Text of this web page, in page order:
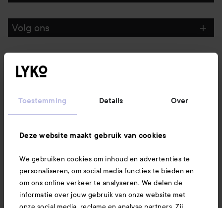
Toestemming Details Over
Deze website maakt gebruik van cookies
We gebruiken cookies om inhoud en advertenties te
personaliseren, om social media functies te bieden en
om ons online verkeer te analyseren. We delen de
informatie over jouw gebruik van onze website met
Volg ons
Klantenservice
Informatie
Ook interessant
Download hier onze app